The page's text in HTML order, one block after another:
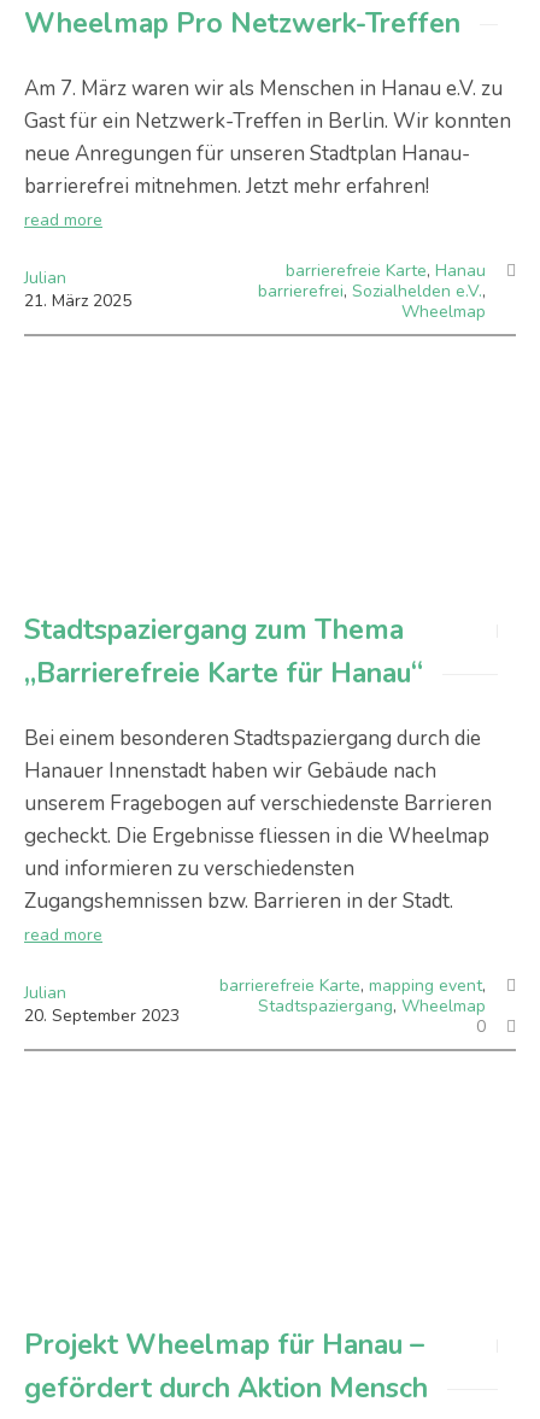
Wheelmap Pro Netzwerk-Treffen
Am 7. März waren wir als Menschen in Hanau e.V. zu
Gast für ein Netzwerk-Treffen in Berlin. Wir konnten
neue Anregungen für unseren Stadtplan Hanau-
barrierefrei mitnehmen. Jetzt mehr erfahren!
read more
Julian
21. März 2025
barrierefreie Karte, Hanau
barrierefrei, Sozialhelden e.V.,
Wheelmap
Stadtspaziergang zum Thema
„Barrierefreie Karte für Hanau“
Bei einem besonderen Stadtspaziergang durch die
Hanauer Innenstadt haben wir Gebäude nach
unserem Fragebogen auf verschiedenste Barrieren
gecheckt. Die Ergebnisse fliessen in die Wheelmap
und informieren zu verschiedensten
Zugangshemnissen bzw. Barrieren in der Stadt.
read more
Julian
20. September 2023
barrierefreie Karte, mapping event,
Stadtspaziergang, Wheelmap
0
Projekt Wheelmap für Hanau –
gefördert durch Aktion Mensch